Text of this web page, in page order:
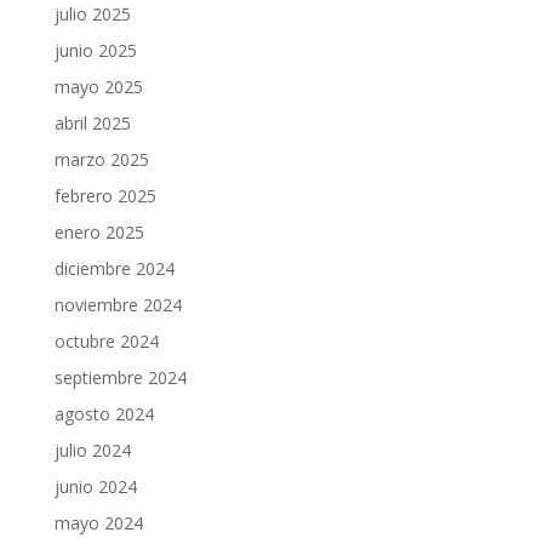
julio 2025
junio 2025
mayo 2025
abril 2025
marzo 2025
febrero 2025
enero 2025
diciembre 2024
noviembre 2024
octubre 2024
septiembre 2024
agosto 2024
julio 2024
junio 2024
mayo 2024